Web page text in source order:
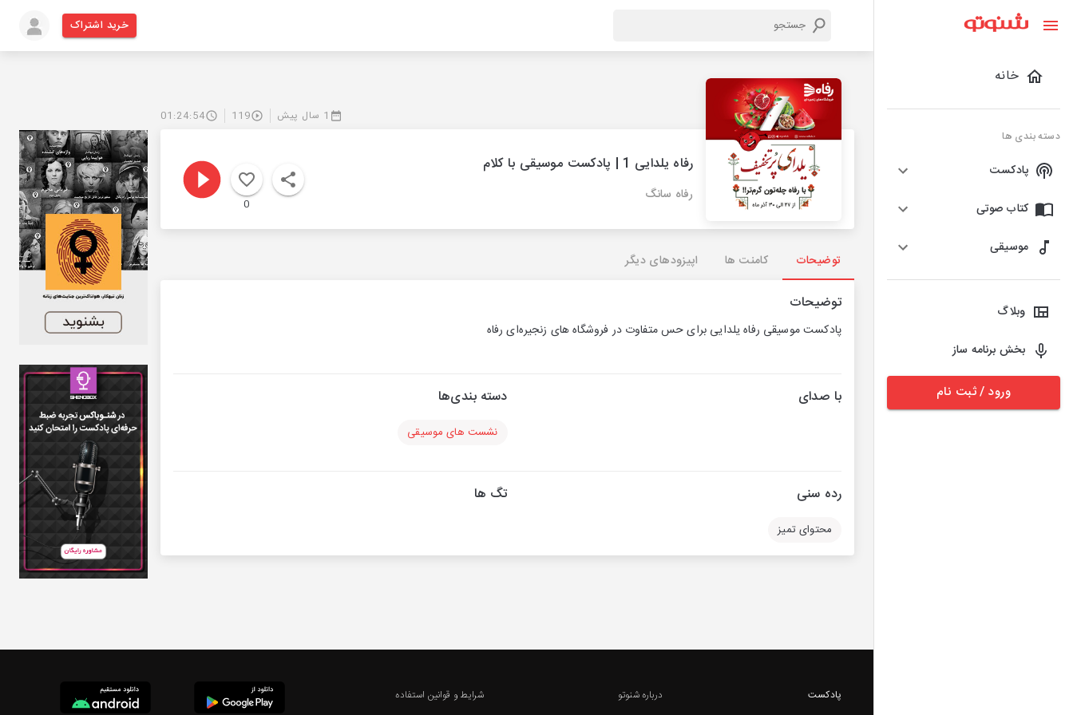
خانه
دسته بندی ها
پادکست
کتاب صوتی
موسیقی
وبلاگ
بخش برنامه ساز
ورود / ثبت نام
خرید اشتراک
1 سال پیش 119
01:24:54
رفاه یلدایی 1 | پادکست موسیقی با کلام
رفاه سانگ
0
توضیحات کامنت ها اپیزودهای دیگر
توضیحات
پادکست موسیقی رفاه یلدایی برای حس متفاوت در فروشگاه های زنجیره‌ای رفاه
با صدای دسته بندی‌ها
نشست های موسیقی
رده سنی
محتوای تمیز
تگ ها
پادکست
درباره شنوتو
شرایط و قوانین استفاده